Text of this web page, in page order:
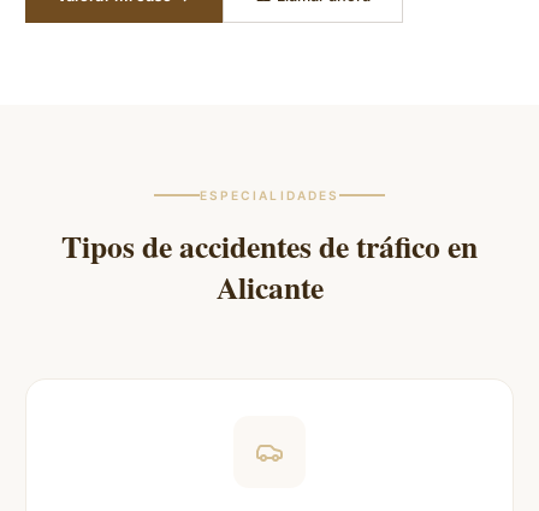
ESPECIALIDADES
Tipos de accidentes de tráfico en
Alicante